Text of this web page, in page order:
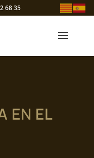
68 35
EN EL